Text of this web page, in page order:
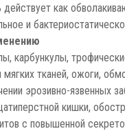
действует как
и
карбункулы,
тканей, ожоги,
эрозивно-язвенных
кишки,
с повышенной